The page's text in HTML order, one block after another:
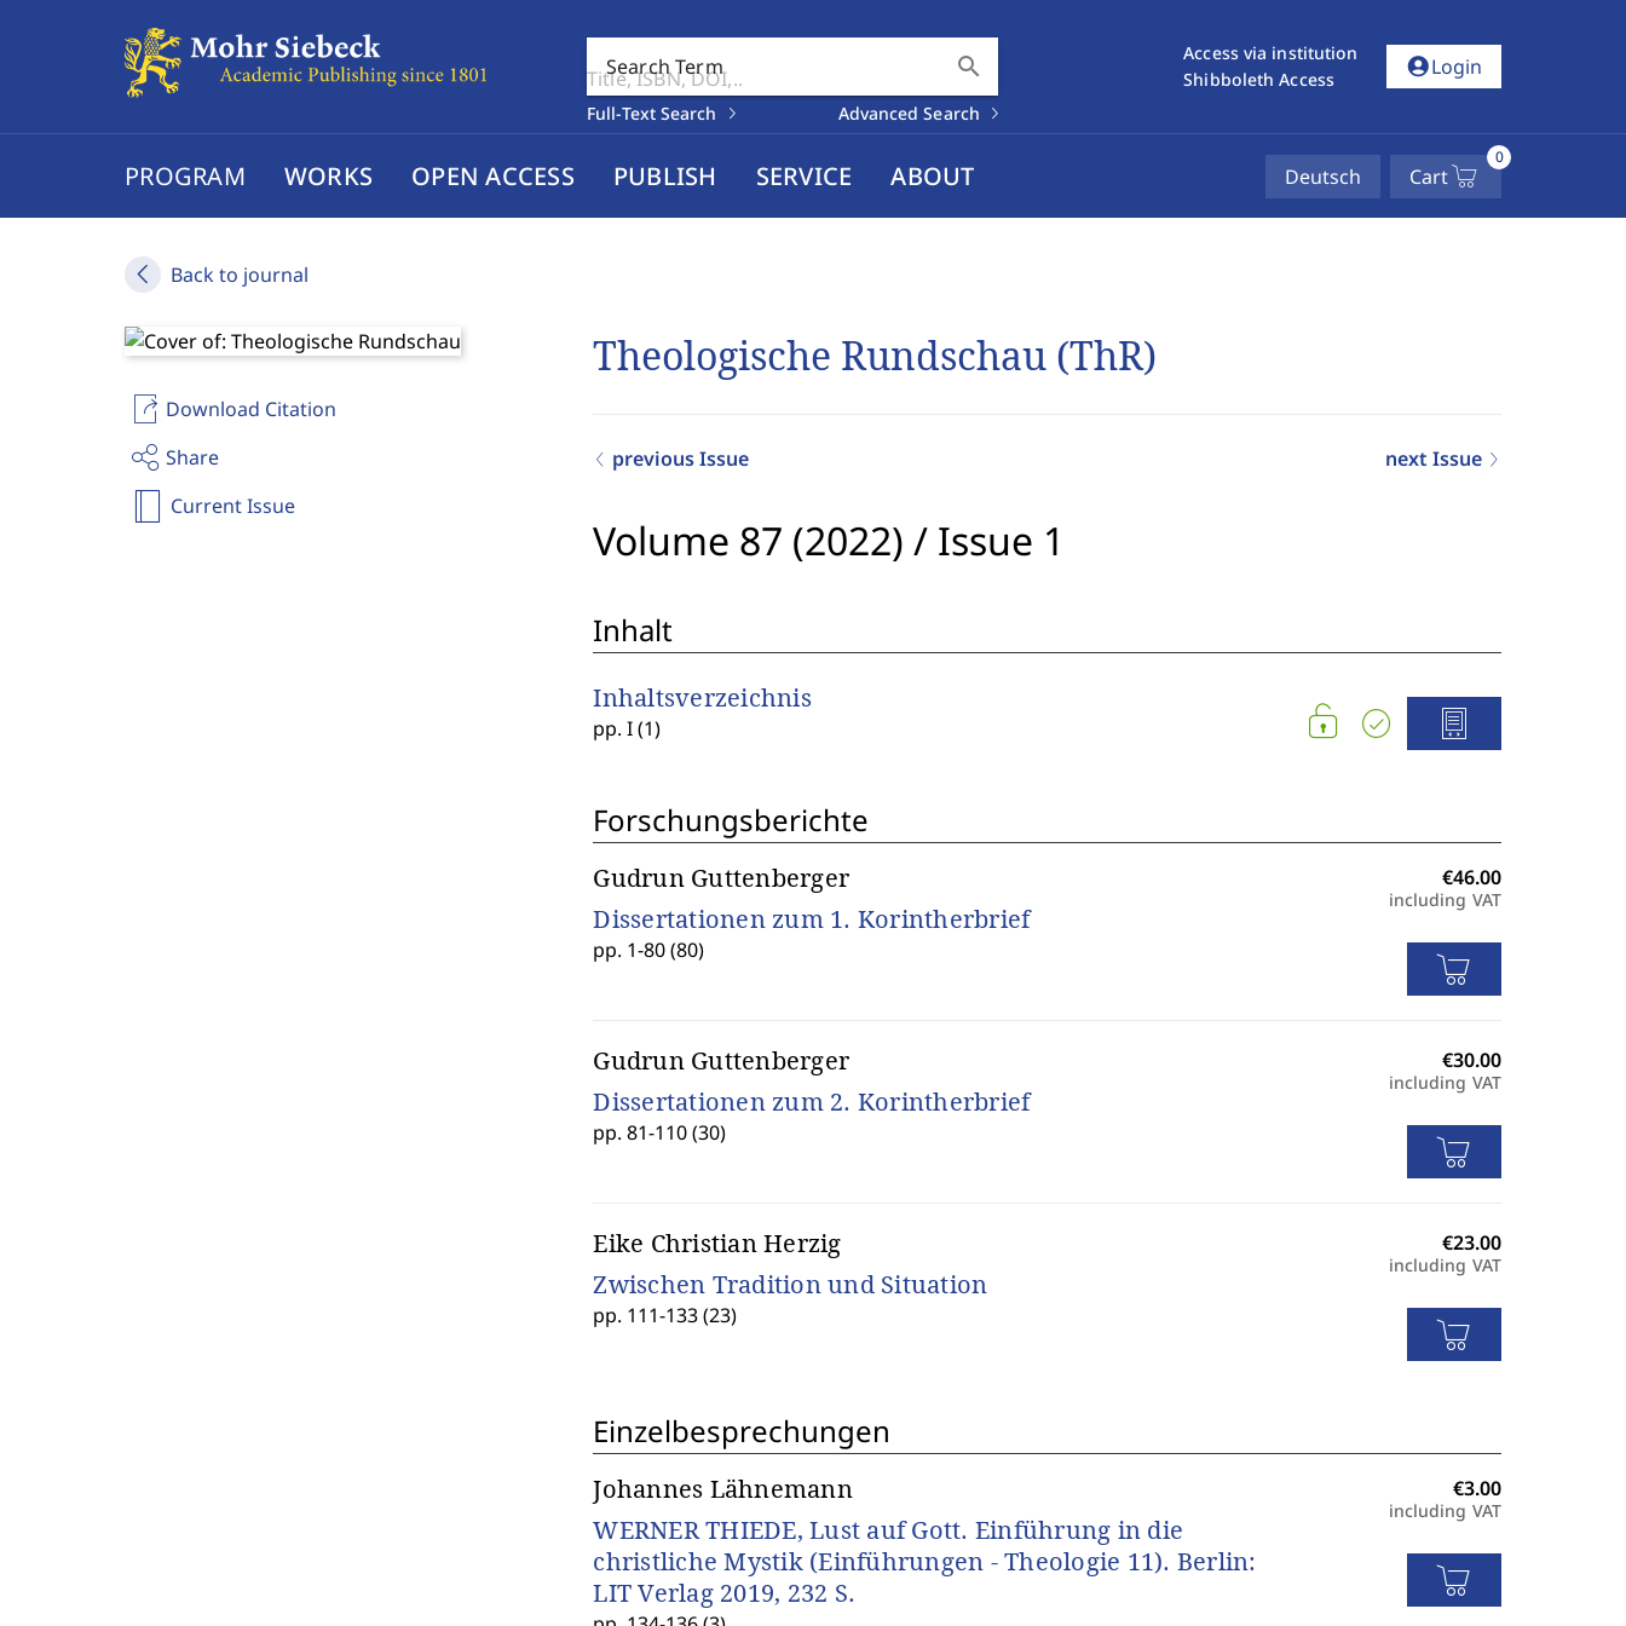
Search Term search
Full-Text Search Advanced Search
Access via institution
Shibboleth Access
account_circleLogin
PROGRAM WORKS OPEN ACCESS PUBLISH SERVICE ABOUT Deutsch Cart
0
Back to journal
Download Citation
Share
Current Issue
Theologische Rundschau (ThR)
previous Issue next Issue
Volume 87 (2022) / Issue 1
Inhalt
Inhaltsverzeichnis
pp. I (1)
Forschungsberichte
Gudrun Guttenberger
Dissertationen zum 1. Korintherbrief
pp. 1-80 (80)
including VAT
Gudrun Guttenberger
Dissertationen zum 2. Korintherbrief
pp. 81-110 (30)
including VAT
Eike Christian Herzig
Zwischen Tradition und Situation
pp. 111-133 (23)
including VAT
Einzelbesprechungen
Johannes Lähnemann
WERNER THIEDE, Lust auf Gott. Einführung in die
christliche Mystik (Einführungen - Theologie 11). Berlin:
LIT Verlag 2019, 232 S.
including VAT